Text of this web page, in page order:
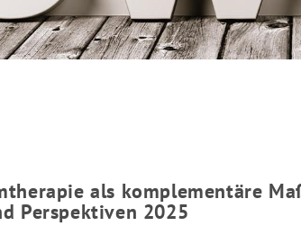
als komplementäre
Perspektiven 2025